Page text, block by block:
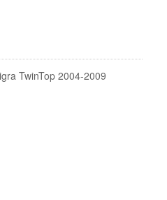
TwinTop 2004-2009